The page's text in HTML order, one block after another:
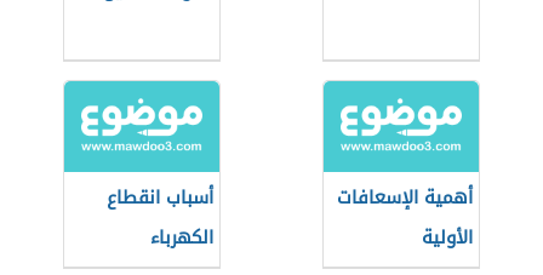
أهمية الإسعافات
الأولية
أسباب انقطاع
الكهرباء